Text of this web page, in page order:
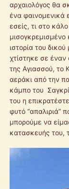
αρχαιολόγος θα
ένα φαινομενικά
εσείς, τι στο
ιστορία του
χτίστηκε σε
της Αγιασσού, το
αεράκι από την
κάμπο του
του η
φυτό “απαλιριά”
μπορούμε να
κατασκευής του,